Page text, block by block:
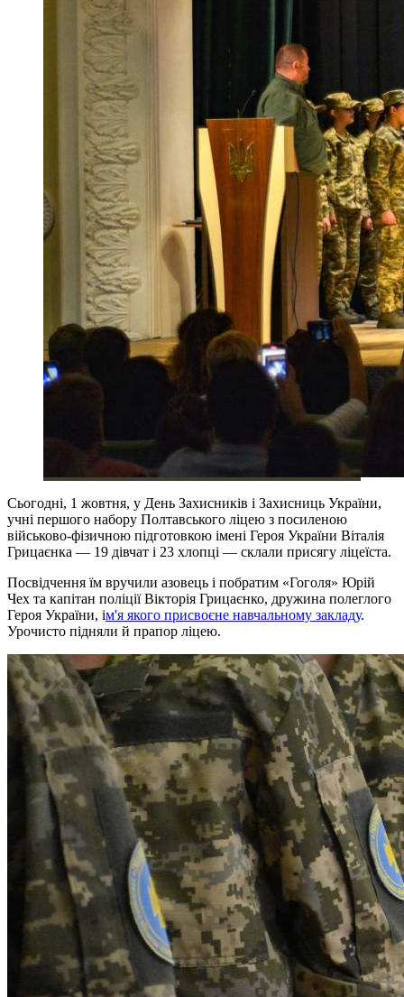
Сьогодні, 1 жовтня, у День Захисників і Захисниць України,
учні першого набору Полтавського ліцею з посиленою
військово-фізичною підготовкою імені Героя України Віталія
Грицаєнка — 19 дівчат і 23 хлопці — склали присягу ліцеїста.
Посвідчення їм вручили азовець і побратим «Гоголя» Юрій
Чех та капітан поліції Вікторія Грицаєнко, дружина полеглого
Героя України, ім'я якого присвоєне навчальному закладу.
Урочисто підняли й прапор ліцею.